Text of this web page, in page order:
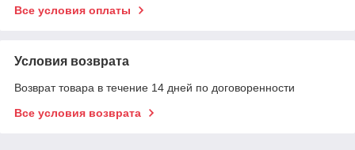
Все условия оплаты
Условия возврата
Возврат товара в течение 14 дней по договоренности
Все условия возврата